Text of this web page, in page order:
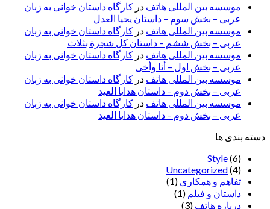
موسسه بین المللی هاتف در کارگاه داستان خوانی به زبان
عربی – بخش سوم – داستان یحیا العدل
موسسه بین المللی هاتف در کارگاه داستان خوانی به زبان
عربی – بخش ششم – داستان کل شجرة بثلاث
موسسه بین المللی هاتف در کارگاه داستان خوانی به زبان
عربی – بخش اول – أنا وأخی
موسسه بین المللی هاتف در کارگاه داستان خوانی به زبان
عربی – بخش دوم – داستان هدایا العید
موسسه بین المللی هاتف در کارگاه داستان خوانی به زبان
عربی – بخش دوم – داستان هدایا العید
دسته بندی ها
Style(6)
Uncategorized(4)
تفاهم و همکاری (1)
داستان و فیلم (1)
درباره هاتف (3)